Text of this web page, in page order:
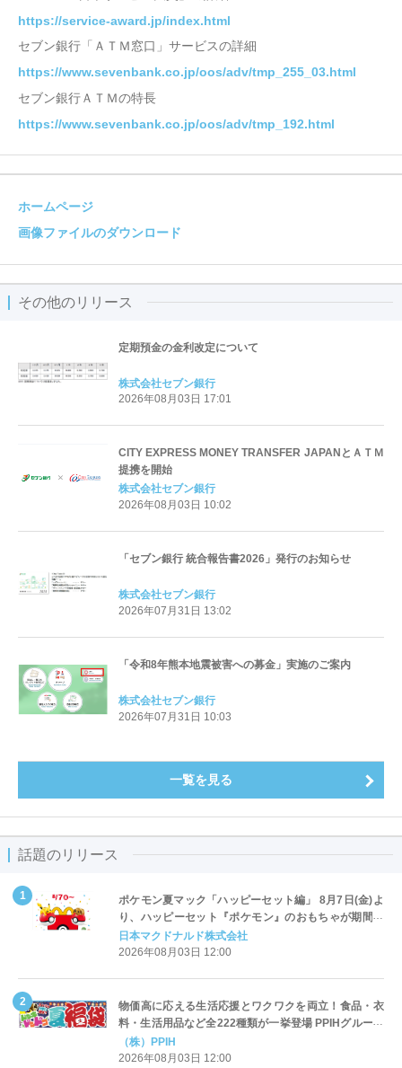
https://service-award.jp/index.html
セブン銀行「ＡＴＭ窓口」サービスの詳細
https://www.sevenbank.co.jp/oos/adv/tmp_255_03.html
セブン銀行ＡＴＭの特長
https://www.sevenbank.co.jp/oos/adv/tmp_192.html
ホームページ
画像ファイルのダウンロード
その他のリリース
定期預金の金利改定について
株式会社セブン銀行
2026年08月03日 17:01
CITY EXPRESS MONEY TRANSFER JAPANとＡＴＭ
提携を開始
株式会社セブン銀行
2026年08月03日 10:02
「セブン銀行 統合報告書2026」発行のお知らせ
株式会社セブン銀行
2026年07月31日 13:02
「令和8年熊本地震被害への募金」実施のご案内
株式会社セブン銀行
2026年07月31日 10:03
一覧を見る
話題のリリース
ポケモン夏マック「ハッピーセット編」 8月7日(金)よ
り、ハッピーセット『ポケモン』のおもちゃが期間限
定登場
日本マクドナルド株式会社
2026年08月03日 12:00
物価高に応える生活応援とワクワクを両立！食品・衣
料・生活用品など全222種類が一挙登場 PPIHグループ
「夏福袋」＆セール 8月6日(木)より順次スタート
（株）PPIH
2026年08月03日 12:00